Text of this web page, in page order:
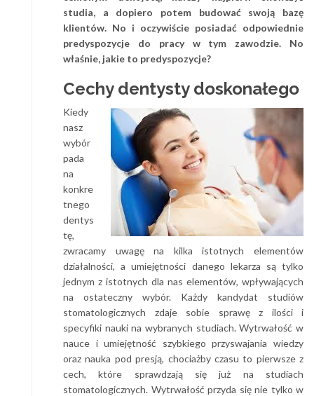
studia, a dopiero potem budować swoją bazę
klientów. No i oczywiście posiadać odpowiednie
predyspozycje do pracy w tym zawodzie. No
właśnie, jakie to predyspozycje?
Cechy dentysty doskonałego
Kiedy
nasz
wybór
pada
na
konkre
tnego
dentys
tę,
zwracamy uwagę na kilka istotnych elementów
działalności, a umiejętności danego lekarza są tylko
jednym z istotnych dla nas elementów, wpływających
na ostateczny wybór. Każdy kandydat studiów
stomatologicznych zdaje sobie sprawę z ilości i
specyfiki nauki na wybranych studiach. Wytrwałość w
nauce i umiejętność szybkiego przyswajania wiedzy
oraz nauka pod presją, chociażby czasu to pierwsze z
cech, które sprawdzają się już na studiach
stomatologicznych. Wytrwałość przyda się nie tylko w